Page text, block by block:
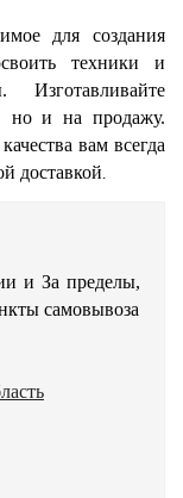
для создания
техники и
но и на продажу.
вам всегда
доставкой
и За пределы,
самовывоза